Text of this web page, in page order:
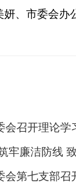
、市委会办
会召开理论
牢廉洁防线
会第七支部